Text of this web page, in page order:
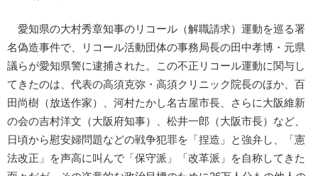
愛知県の大村秀章知事のリコール（解職請求）運動を巡る署
名偽造事件で、リコール活動団体の事務局長の田中孝博・元県
議らが愛知県警に逮捕された。この不正リコール運動に関与し
てきたのは、代表の高須克弥・高須クリニック院長のほか、百
田尚樹（放送作家）、河村たかし名古屋市長、さらに大阪維新
の会の吉村洋文（大阪府知事）、松井一郎（大阪市長）など、
日頃から慰安婦問題などの戦争犯罪を「捏造」と強弁し、「憲
法改正」を声高に叫んで「保守派」「改革派」を自称してきた